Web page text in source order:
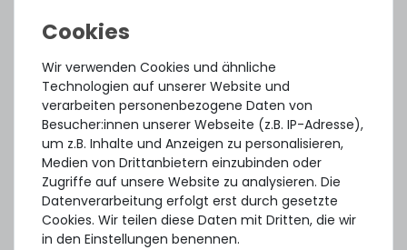
HP Z2 G5 Tower Workstation mit Intel Xeon W-1250 6-
Core 3.30 GHz, 16 GB DDR4 RAM, 480 GB SATA SSD
12Stück sofort lieferbar
Das sind die Vorteile gebrauchter Server gegenüber
Neuware
Nachhaltig für Budget & Umwelt
Umgehen Sie den Preisverfall von Neuware mit
gebrauchten Servern
Sparen Sie auch bei Storage-Systemen und weiterer
Hardware
Wir verwenden Cookies und ähnliche
Technologien auf unserer Website und
verarbeiten personenbezogene Daten von
Besucher:innen unserer Webseite (z.B. IP-Adresse),
um z.B. Inhalte und Anzeigen zu personalisieren,
Medien von Drittanbietern einzubinden oder
Zugriffe auf unsere Website zu analysieren. Die
Datenverarbeitung erfolgt erst durch gesetzte
Cookies. Wir teilen diese Daten mit Dritten, die wir
in den Einstellungen benennen.